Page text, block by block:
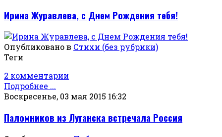
Ирина Журавлева, с Днем Рождения тебя!
Опубликовано в Стихи (без рубрики)
Теги
2 комментарии
Подробнее ...
Воскресенье, 03 мая 2015 16:32
Паломников из Луганска встречала Россия